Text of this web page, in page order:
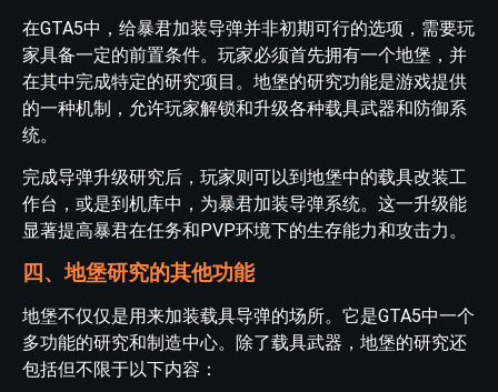
在GTA5中，给暴君加装导弹并非初期可行的选项，需要玩
家具备一定的前置条件。玩家必须首先拥有一个地堡，并
在其中完成特定的研究项目。地堡的研究功能是游戏提供
的一种机制，允许玩家解锁和升级各种载具武器和防御系
统。
完成导弹升级研究后，玩家则可以到地堡中的载具改装工
作台，或是到机库中，为暴君加装导弹系统。这一升级能
显著提高暴君在任务和PVP环境下的生存能力和攻击力。
四、地堡研究的其他功能
地堡不仅仅是用来加装载具导弹的场所。它是GTA5中一个
多功能的研究和制造中心。除了载具武器，地堡的研究还
包括但不限于以下内容：